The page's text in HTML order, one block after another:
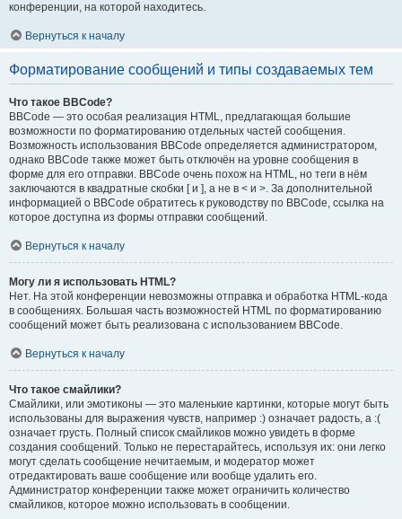
конференции, на которой находитесь.
Вернуться к началу
Форматирование сообщений и типы создаваемых тем
Что такое BBCode?
BBCode — это особая реализация HTML, предлагающая большие
возможности по форматированию отдельных частей сообщения.
Возможность использования BBCode определяется администратором,
однако BBCode также может быть отключён на уровне сообщения в
форме для его отправки. BBCode очень похож на HTML, но теги в нём
заключаются в квадратные скобки [ и ], а не в < и >. За дополнительной
информацией о BBCode обратитесь к руководству по BBCode, ссылка на
которое доступна из формы отправки сообщений.
Вернуться к началу
Могу ли я использовать HTML?
Нет. На этой конференции невозможны отправка и обработка HTML-кода
в сообщениях. Большая часть возможностей HTML по форматированию
сообщений может быть реализована с использованием BBCode.
Вернуться к началу
Что такое смайлики?
Смайлики, или эмотиконы — это маленькие картинки, которые могут быть
использованы для выражения чувств, например :) означает радость, а :(
означает грусть. Полный список смайликов можно увидеть в форме
создания сообщений. Только не перестарайтесь, используя их: они легко
могут сделать сообщение нечитаемым, и модератор может
отредактировать ваше сообщение или вообще удалить его.
Администратор конференции также может ограничить количество
смайликов, которое можно использовать в сообщении.